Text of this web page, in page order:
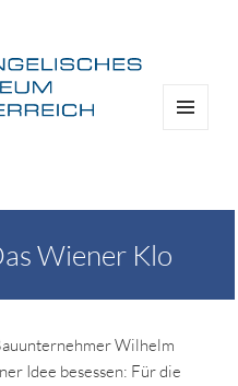
Wiener Klo
Wilhelm
Idee besessen: Für die